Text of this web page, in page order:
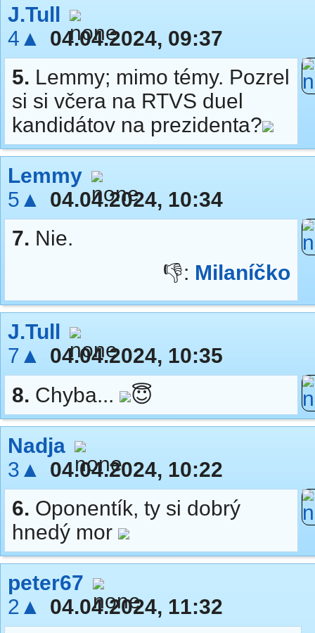
J.Tull
4▲
04.04.2024, 09:37
5. Lemmy; mimo témy. Pozrel
si si včera na RTVS duel
kandidátov na prezidenta?
Lemmy
5▲
04.04.2024, 10:34
7. Nie.
👎: Milaníčko
J.Tull
7▲
04.04.2024, 10:35
8. Chyba... 😇
Nadja
3▲
04.04.2024, 10:22
6. Oponentík, ty si dobrý
hnedý mor
peter67
2▲
04.04.2024, 11:32